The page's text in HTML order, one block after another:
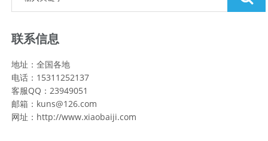
联系信息
地址：全国各地
电话：15311252137
客服QQ：23949051
邮箱：kuns@126.com
网址：http://www.xiaobaiji.com